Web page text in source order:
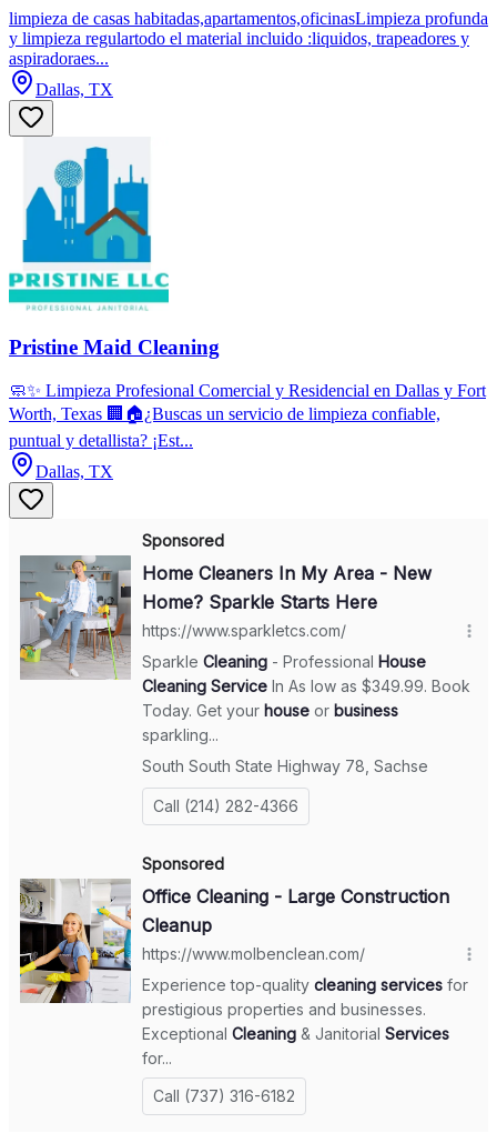
limpieza de casas habitadas,apartamentos,oficinasLimpieza profunda
y limpieza regulartodo el material incluido :liquidos, trapeadores y
aspiradoraes...
Dallas, TX
Pristine Maid Cleaning
🧼✨ Limpieza Profesional Comercial y Residencial en Dallas y Fort
Worth, Texas 🏢🏠¿Buscas un servicio de limpieza confiable,
puntual y detallista? ¡Est...
Dallas, TX